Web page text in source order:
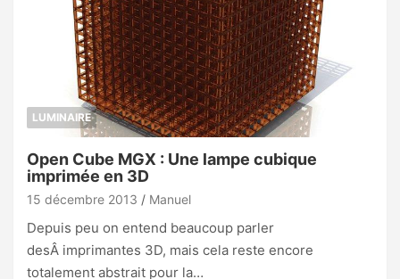
LUMINAIRE
Open Cube MGX : Une lampe cubique
imprimée en 3D
15 décembre 2013 Manuel
Depuis peu on entend beaucoup parler
desÂ imprimantes 3D, mais cela reste encore
totalement abstrait pour la…